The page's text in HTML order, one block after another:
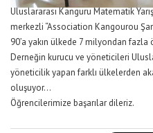
Uluslararası Kanguru Matematik
merkezli “Association Kangourou
90’a yakın ülkede 7 milyondan fazla
Derneğin kurucu ve yöneticileri
yöneticilik yapan farklı ülkelerden
oluşuyor…
Öğrencilerimize başarılar dileriz.